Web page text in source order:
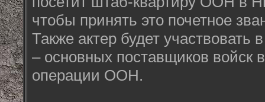
чтобы принять это почетное
Также актер будет участвовать
– основных поставщиков войск
операции ООН.